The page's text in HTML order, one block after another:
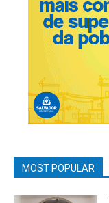
MOST POPULAR